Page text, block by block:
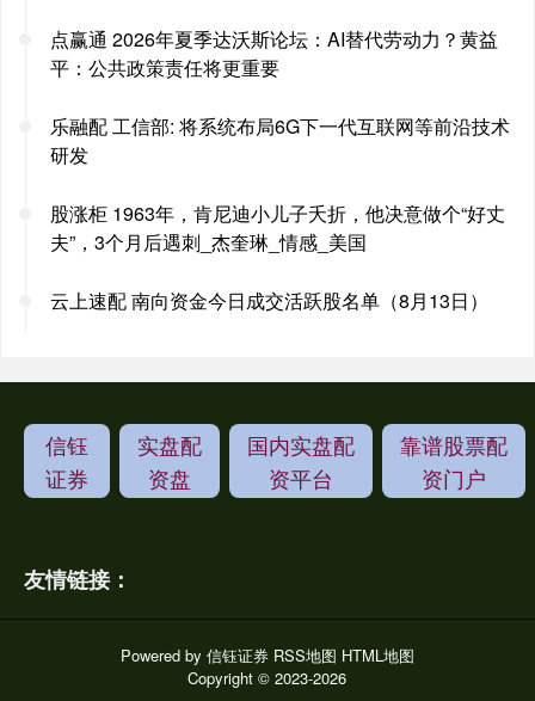
点赢通 2026年夏季达沃斯论坛：AI替代劳动力？黄益
平：公共政策责任将更重要
乐融配 工信部: 将系统布局6G下一代互联网等前沿技术
研发
股涨柜 1963年，肯尼迪小儿子夭折，他决意做个“好丈
夫”，3个月后遇刺_杰奎琳_情感_美国
云上速配 南向资金今日成交活跃股名单（8月13日）
信钰
证券
实盘配
资盘
国内实盘配
资平台
靠谱股票配
资门户
友情链接：
Powered by 信钰证券 RSS地图 HTML地图
Copyright© 2023-2026